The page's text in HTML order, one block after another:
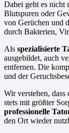
Dabei geht es nicht
Blutspuren oder
von Gerüchen und
durch Bakterien,
Als spezialisierte
ausgebildet, auch
entfernen. Die
und der
Wir verstehen, dass
stets mit größter
professionelle
den Ort wieder